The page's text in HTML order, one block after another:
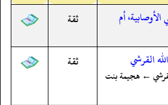
أم
ثقة
القرشي
← هجيمة بنت
ثقة